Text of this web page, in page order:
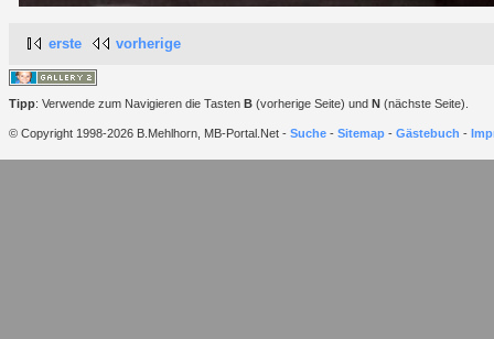
erste vorherige
Tipp: Verwende zum Navigieren die Tasten B (vorherige Seite) und N (nächste Seite).
© Copyright 1998-2026 B.Mehlhorn, MB-Portal.Net - Suche - Sitemap - Gästebuch -